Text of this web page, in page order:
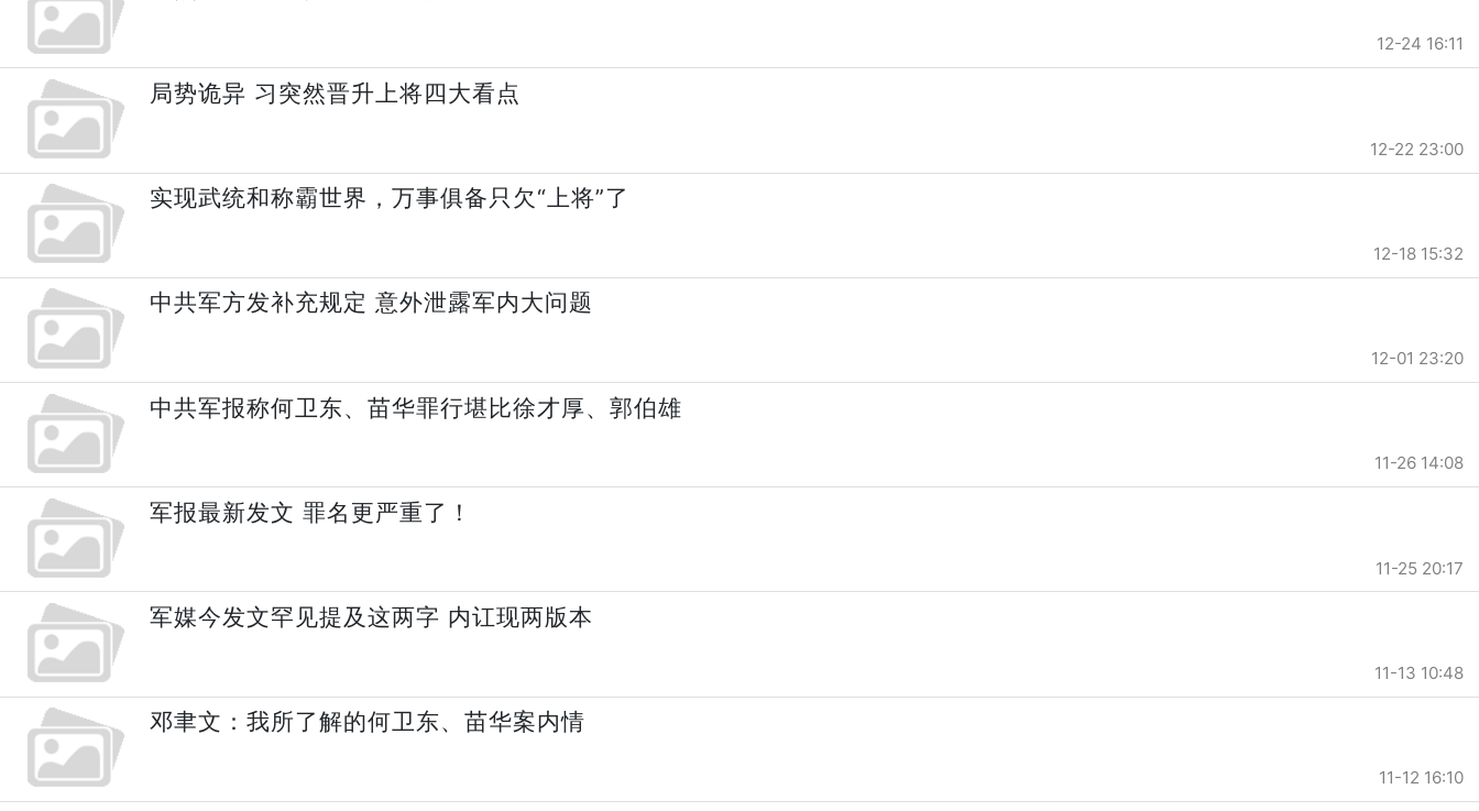
12-24 16:11
局势诡异 习突然晋升上将四大看点
12-22 23:00
实现武统和称霸世界，万事俱备只欠“上将”了
12-18 15:32
中共军方发补充规定 意外泄露军内大问题
12-01 23:20
中共军报称何卫东、苗华罪行堪比徐才厚、郭伯雄
11-26 14:08
军报最新发文 罪名更严重了！
11-25 20:17
军媒今发文罕见提及这两字 内讧现两版本
11-13 10:48
邓聿文：我所了解的何卫东、苗华案内情
11-12 16:10